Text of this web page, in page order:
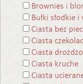
Brownies i
Bułki słodkie
Ciasta bez
Ciasta
Ciasta
Ciasta kruche
Ciasta